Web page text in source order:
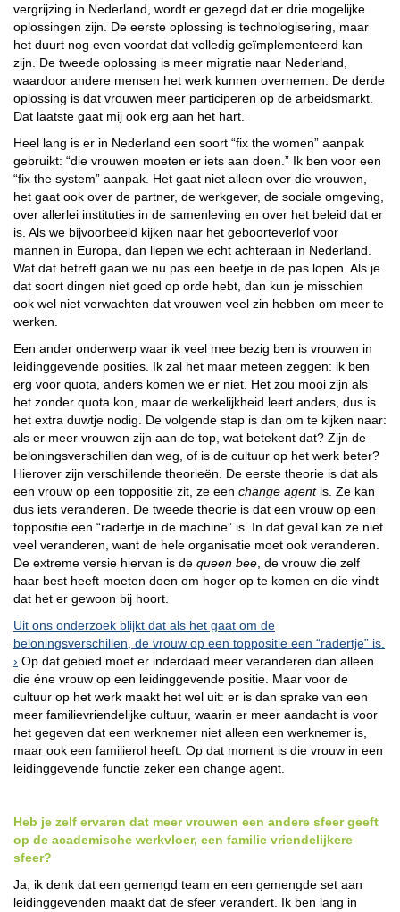
vergrijzing in Nederland, wordt er gezegd dat er drie mogelijke
oplossingen zijn. De eerste oplossing is technologisering, maar
het duurt nog even voordat dat volledig geïmplementeerd kan
zijn. De tweede oplossing is meer migratie naar Nederland,
waardoor andere mensen het werk kunnen overnemen. De derde
oplossing is dat vrouwen meer participeren op de arbeidsmarkt.
Dat laatste gaat mij ook erg aan het hart.
Heel lang is er in Nederland een soort “fix the women” aanpak
gebruikt: “die vrouwen moeten er iets aan doen.” Ik ben voor een
“fix the system” aanpak. Het gaat niet alleen over die vrouwen,
het gaat ook over de partner, de werkgever, de sociale omgeving,
over allerlei instituties in de samenleving en over het beleid dat er
is. Als we bijvoorbeeld kijken naar het geboorteverlof voor
mannen in Europa, dan liepen we echt achteraan in Nederland.
Wat dat betreft gaan we nu pas een beetje in de pas lopen. Als je
dat soort dingen niet goed op orde hebt, dan kun je misschien
ook wel niet verwachten dat vrouwen veel zin hebben om meer te
werken.
Een ander onderwerp waar ik veel mee bezig ben is vrouwen in
leidinggevende posities. Ik zal het maar meteen zeggen: ik ben
erg voor quota, anders komen we er niet. Het zou mooi zijn als
het zonder quota kon, maar de werkelijkheid leert anders, dus is
het extra duwtje nodig. De volgende stap is dan om te kijken naar:
als er meer vrouwen zijn aan de top, wat betekent dat? Zijn de
beloningsverschillen dan weg, of is de cultuur op het werk beter?
Hierover zijn verschillende theorieën. De eerste theorie is dat als
een vrouw op een toppositie zit, ze een change agentis. Ze kan
dus iets veranderen. De tweede theorie is dat een vrouw op een
toppositie een “radertje in de machine” is. In dat geval kan ze niet
veel veranderen, want de hele organisatie moet ook veranderen.
De extreme versie hiervan is de queen bee , de vrouw die zelf
haar best heeft moeten doen om hoger op te komen en die vindt
dat het er gewoon bij hoort.
Uit ons onderzoek blijkt dat als het gaat om de
beloningsverschillen, de vrouw op een toppositie een “radertje” is.
Op dat gebied moet er inderdaad meer veranderen dan alleen
die éne vrouw op een leidinggevende positie. Maar voor de
cultuur op het werk maakt het wel uit: er is dan sprake van een
meer familievriendelijke cultuur, waarin er meer aandacht is voor
het gegeven dat een werknemer niet alleen een werknemer is,
maar ook een familierol heeft. Op dat moment is die vrouw in een
leidinggevende functie zeker een change agent.
Heb je zelf ervaren dat meer vrouwen een andere sfeer geeft
op de academische werkvloer, een familie vriendelijkere
sfeer?
Ja, ik denk dat een gemengd team en een gemengde set aan
leidinggevenden maakt dat de sfeer verandert. Ik ben lang in